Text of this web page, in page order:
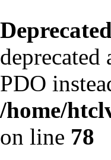
Deprecated
PDO
/home/
on line 78